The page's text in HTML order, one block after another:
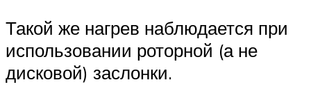
Такой же нагрев наблюдается при
использовании роторной (а не
дисковой) заслонки.